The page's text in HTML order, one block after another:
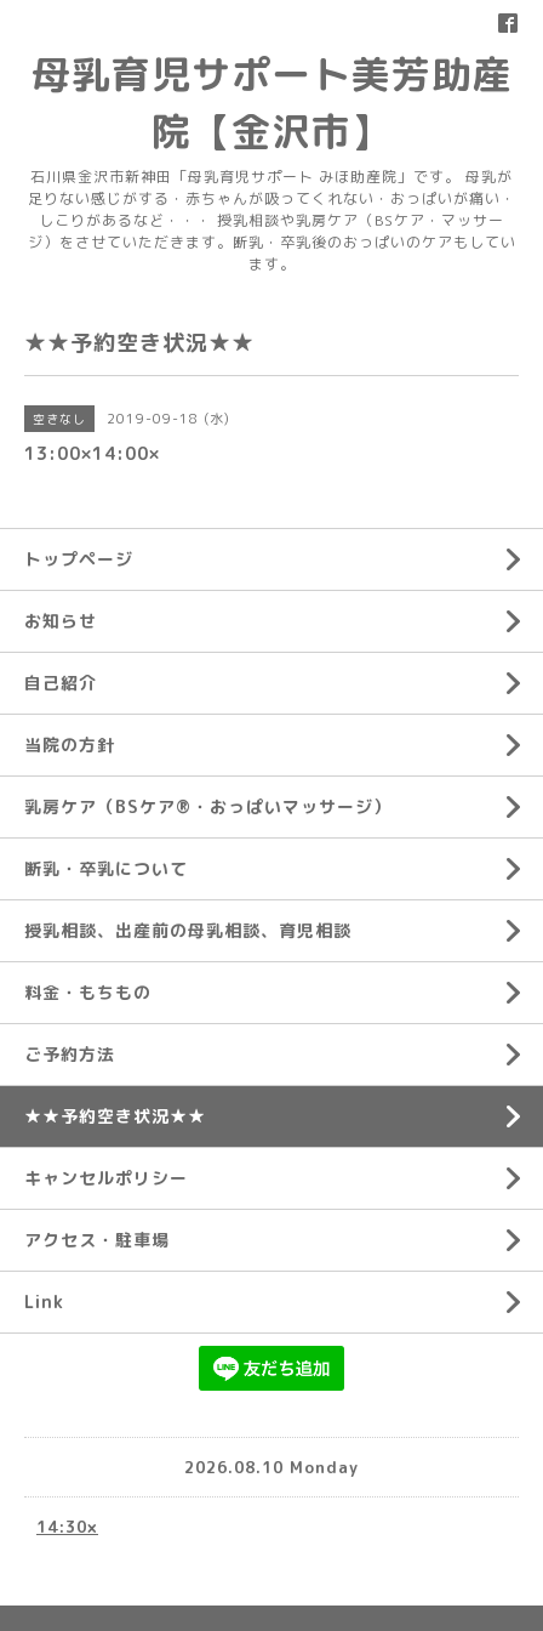
母乳育児サポート美芳助産
院【金沢市】
石川県金沢市新神田「母乳育児サポート みほ助産院」です。 母乳が
足りない感じがする・赤ちゃんが吸ってくれない・おっぱいが痛い・
しこりがあるなど・・・ 授乳相談や乳房ケア（BSケア・マッサー
ジ）をさせていただきます。断乳・卒乳後のおっぱいのケアもしてい
ます。
★★予約空き状況★★
空きなし 2019-09-18 (水)
13:00×14:00×
トップページ
お知らせ
自己紹介
当院の方針
乳房ケア（BSケア®︎・おっぱいマッサージ）
断乳・卒乳について
授乳相談、出産前の母乳相談、育児相談
料金・もちもの
ご予約方法
★★予約空き状況★★
キャンセルポリシー
アクセス・駐車場
Link
2026.08.10 Monday
14:30×